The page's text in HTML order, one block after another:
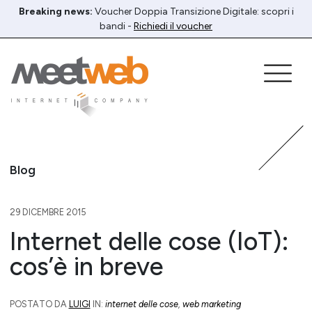
Breaking news: Voucher Doppia Transizione Digitale: scopri i
bandi - Richiedi il voucher
Blog
29 DICEMBRE 2015
Internet delle cose (IoT):
cos’è in breve
POSTATO DA LUIGI IN: internet delle cose, web marketing